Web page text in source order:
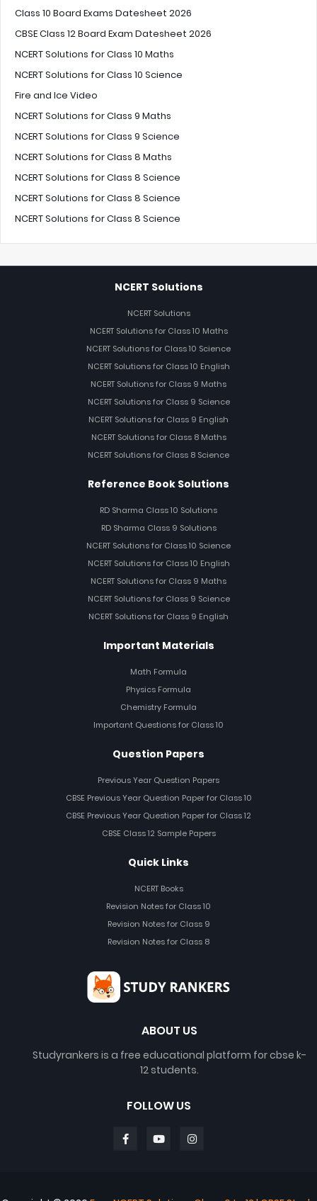
Class 10 Board Exams Datesheet 2026
CBSE Class 12 Board Exam Datesheet 2026
NCERT Solutions for Class 10 Maths
NCERT Solutions for Class 10 Science
Fire and Ice Video
NCERT Solutions for Class 9 Maths
NCERT Solutions for Class 9 Science
NCERT Solutions for Class 8 Maths
NCERT Solutions for Class 8 Science
NCERT Solutions for Class 8 Science
NCERT Solutions for Class 8 Science
NCERT Solutions
NCERT Solutions
NCERT Solutions for Class 10 Maths
NCERT Solutions for Class 10 Science
NCERT Solutions for Class 10 English
NCERT Solutions for Class 9 Maths
NCERT Solutions for Class 9 Science
NCERT Solutions for Class 9 English
NCERT Solutions for Class 8 Maths
NCERT Solutions for Class 8 Science
Reference Book Solutions
RD Sharma Class 10 Solutions
RD Sharma Class 9 Solutions
NCERT Solutions for Class 10 Science
NCERT Solutions for Class 10 English
NCERT Solutions for Class 9 Maths
NCERT Solutions for Class 9 Science
NCERT Solutions for Class 9 English
Important Materials
Math Formula
Physics Formula
Chemistry Formula
Important Questions for Class 10
Question Papers
Previous Year Question Papers
CBSE Previous Year Question Paper for Class 10
CBSE Previous Year Question Paper for Class 12
CBSE Class 12 Sample Papers
Quick Links
NCERT Books
Revision Notes for Class 10
Revision Notes for Class 9
Revision Notes for Class 8
ABOUT US
Studyrankers is a free educational platform for cbse k-
12 students.
FOLLOW US